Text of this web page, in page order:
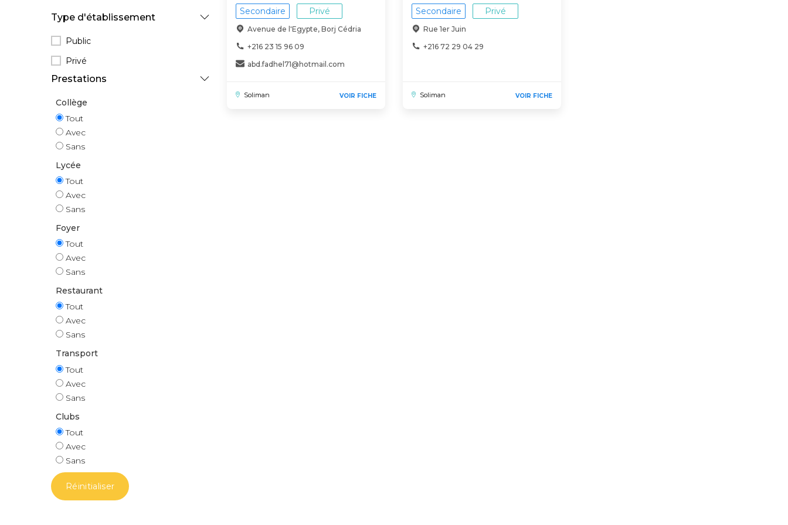
Type d'établissement
Public
Privé
Prestations
Collège
Tout
Avec
Sans
Lycée
Tout
Avec
Sans
Foyer
Tout
Avec
Sans
Restaurant
Tout
Avec
Sans
Transport
Tout
Avec
Sans
Clubs
Tout
Avec
Sans
Réinitialiser
Secondaire Privé
Avenue de l'Egypte, Borj Cédria
+216 23 15 96 09
abd.fadhel71@hotmail.com
Soliman VOIR FICHE
Secondaire Privé
Rue 1er Juin
+216 72 29 04 29
Soliman VOIR FICHE